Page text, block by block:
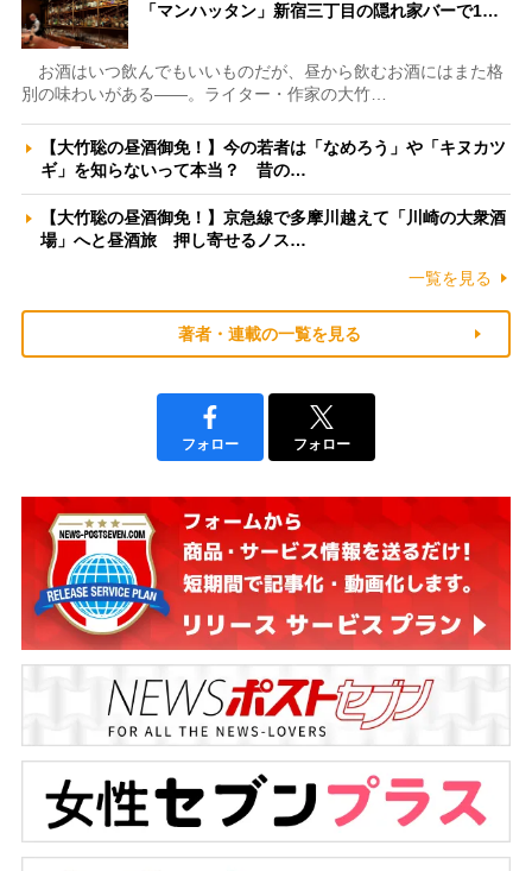
「マンハッタン」新宿三丁目の隠れ家バーで1…
お酒はいつ飲んでもいいものだが、昼から飲むお酒にはまた格
別の味わいがある――。ライター・作家の大竹…
【大竹聡の昼酒御免！】今の若者は「なめろう」や「キヌカツ
ギ」を知らないって本当？ 昔の…
【大竹聡の昼酒御免！】京急線で多摩川越えて「川崎の大衆酒
場」へと昼酒旅 押し寄せるノス…
一覧を見る
著者・連載の一覧を見る
フォロー フォロー